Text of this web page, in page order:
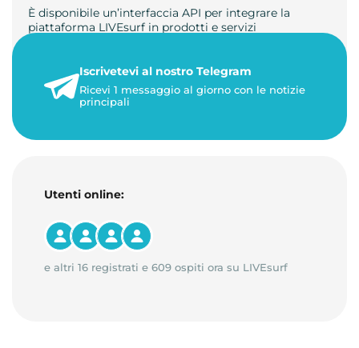
È disponibile un’interfaccia API per integrare la
piattaforma LIVEsurf in prodotti e servizi
23 maggio 2026
1 minuto di lettura
Iscrivetevi al nostro Telegram
Ricevi 1 messaggio al giorno con le notizie
principali
Utenti online:
e altri 16 registrati e 609 ospiti ora su LIVEsurf